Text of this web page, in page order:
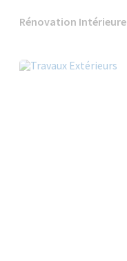
Rénovation Intérieure